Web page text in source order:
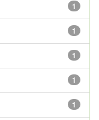
1
1
1
1
1